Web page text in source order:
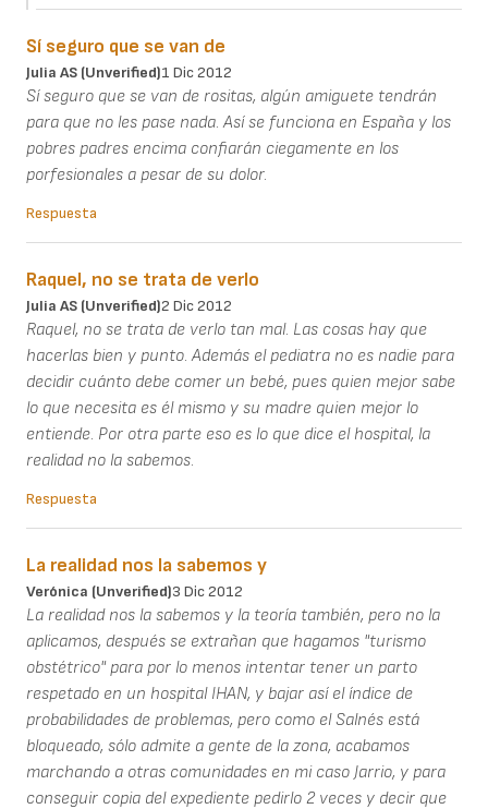
Sí seguro que se van de
Julia AS (unverified)1 Dic 2012
Sí seguro que se van de rositas, algún amiguete tendrán
para que no les pase nada. Así se funciona en España y los
pobres padres encima confiarán ciegamente en los
porfesionales a pesar de su dolor.
Respuesta
Raquel, no se trata de verlo
Julia AS (unverified)2 Dic 2012
Raquel, no se trata de verlo tan mal. Las cosas hay que
hacerlas bien y punto. Además el pediatra no es nadie para
decidir cuánto debe comer un bebé, pues quien mejor sabe
lo que necesita es él mismo y su madre quien mejor lo
entiende. Por otra parte eso es lo que dice el hospital, la
realidad no la sabemos.
Respuesta
La realidad nos la sabemos y
Verónica (unverified)3 Dic 2012
La realidad nos la sabemos y la teoría también, pero no la
aplicamos, después se extrañan que hagamos "turismo
obstétrico" para por lo menos intentar tener un parto
respetado en un hospital IHAN, y bajar así el índice de
probabilidades de problemas, pero como el Salnés está
bloqueado, sólo admite a gente de la zona, acabamos
marchando a otras comunidades en mi caso Jarrio, y para
conseguir copia del expediente pedirlo 2 veces y decir que